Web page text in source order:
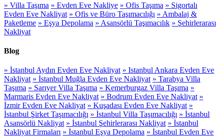
» Villa Taşıma » Evden Eve Nakliye » Ofis Taşıma » Sigortalı
Evden Eve Nakliyat » Ofis ve Büro Taşımacılığı » Ambalaj &
Paketleme » Eşya Depolama » Asansörlü Taşımacılık » Şehirlerarası
Nakliyat
Blog
» İstanbul Aydın Evden Eve Nakliyat » Istanbul Ankara Evden Eve
Nakliyat » İstanbul Muğla Evden Eve Nakliyat » Tarabya Villa
Taşıma » Sarıyer Villa Taşıma » Kemerburgaz Villa Taşıma »
Marmaris Evden Eve Nakliyat » Bodrum Evden Eve Nakliyat »
İzmir Evden Eve Nakliyat » Kuşadası Evden Eve Nakliyat »
İstanbul Şirket Taşımacılığı » İstanbul Villa Taşımacılığı » İstanbul
Asansörlü Nakliyat » İstanbul Şehirlerarası Nakliyat » İstanbul
Nakliyat Firmaları » İstanbul Eşya Depolama » İstanbul Evden Eve